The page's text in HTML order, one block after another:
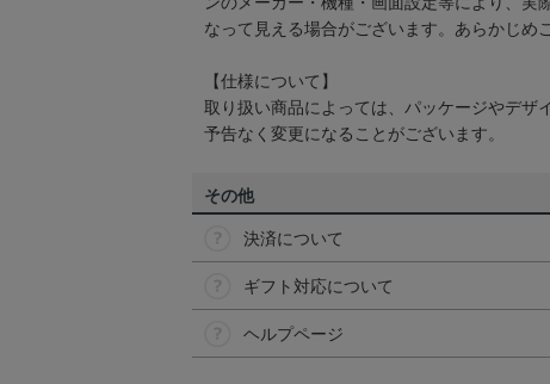
なって見える場合がございます。あらかじめ
【仕様について】
取り扱い商品によっては、パッケージやデザ
予告なく変更になることがございます。
その他
決済について
ギフト対応について
ヘルプページ